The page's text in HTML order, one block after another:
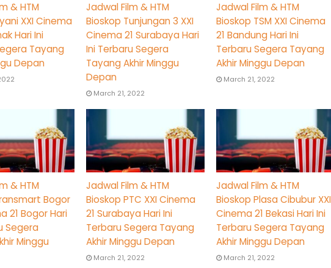
& HTM
XXI Cinema
Hari Ini
Tayang
Depan
Jadwal Film & HTM
Bioskop Tunjungan 3 XXI
Cinema 21 Surabaya Hari
Ini Terbaru Segera
Tayang Akhir Minggu
Depan
March 21, 2022
Jadwal Film & HTM
Bioskop TSM XXI Cinema
21 Bandung Hari Ini
Terbaru Segera Tayang
Akhir Minggu Depan
March 21, 2022
& HTM
Bogor
21 Bogor Hari
Segera
Minggu
Jadwal Film & HTM
Bioskop PTC XXI Cinema
21 Surabaya Hari Ini
Terbaru Segera Tayang
Akhir Minggu Depan
March 21, 2022
Jadwal Film & HTM
Bioskop Plasa Cibubur XXI
Cinema 21 Bekasi Hari Ini
Terbaru Segera Tayang
Akhir Minggu Depan
March 21, 2022